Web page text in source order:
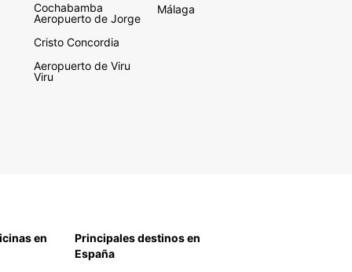
Cochabamba
Aeropuerto de Jorge
Cristo Concordia
Aeropuerto de Viru
Viru
Málaga
en
Principales destinos en
España